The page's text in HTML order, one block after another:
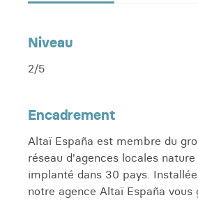
Niveau
2/5
Encadrement
Altaï España est membre du
réseau d'agences locales
implanté dans 30 pays.
notre agence Altaï España vous